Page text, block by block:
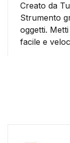
Creato da
Strumento
oggetti.
facile e